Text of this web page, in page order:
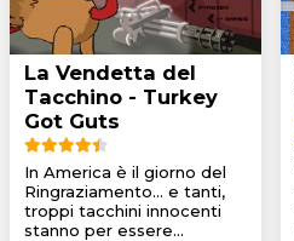
La Vendetta del
Tacchino - Turkey
Got Guts
In America è il giorno del
Ringraziamento... e tanti,
troppi tacchini innocenti
stanno per essere...